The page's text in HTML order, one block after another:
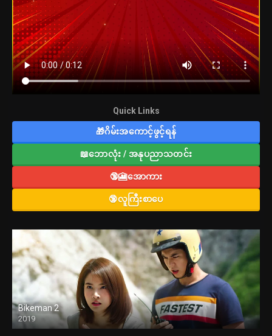
Quick Links
🎁ဂိမ်းအကောင့်ဖွင့်ရန်
📖ဘောလုံး / အနုပညာသတင်း
🔞🎦အောကား
🔞လူကြီးစာပေ
Bikeman 2
2019